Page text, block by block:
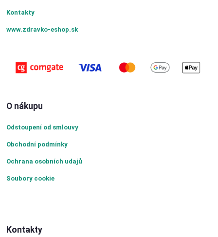
Kontakty
www.zdravko-eshop.sk
O nákupu
Odstoupení od smlouvy
Obchodní podmínky
Ochrana osobních udajů
Soubory cookie
Kontakty